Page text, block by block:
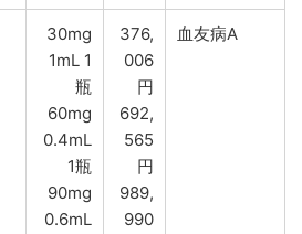
30mg
1mL 1
瓶
60mg
0.4mL
1瓶
90mg
0.6mL
376,
006
円
692,
565
円
989,
990
血友病A